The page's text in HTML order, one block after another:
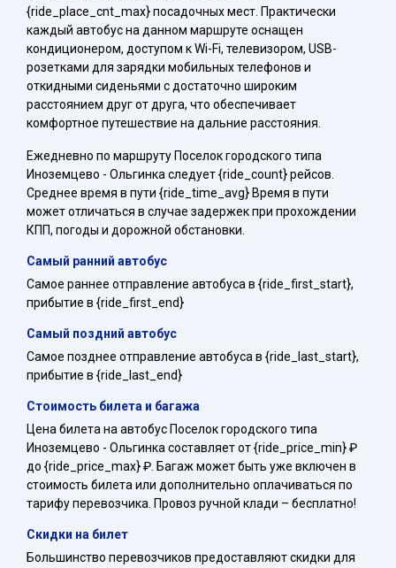
{ride_place_cnt_max} посадочных мест. Практически
каждый автобус на данном маршруте оснащен
кондиционером, доступом к Wi-Fi, телевизором, USB-
розетками для зарядки мобильных телефонов и
откидными сиденьями с достаточно широким
расстоянием друг от друга, что обеспечивает
комфортное путешествие на дальние расстояния.
Ежедневно по маршруту Поселок городского типа
Иноземцево - Ольгинка следует {ride_count} рейсов.
Среднее время в пути {ride_time_avg} Время в пути
может отличаться в случае задержек при прохождении
КПП, погоды и дорожной обстановки.
Самый ранний автобус
Самое раннее отправление автобуса в {ride_first_start},
прибытие в {ride_first_end}
Самый поздний автобус
Самое позднее отправление автобуса в {ride_last_start},
прибытие в {ride_last_end}
Стоимость билета и багажа
Цена билета на автобус Поселок городского типа
Иноземцево - Ольгинка составляет от {ride_price_min} ₽
до {ride_price_max} ₽. Багаж может быть уже включен в
стоимость билета или дополнительно оплачиваться по
тарифу перевозчика. Провоз ручной клади – бесплатно!
Скидки на билет
Большинство перевозчиков предоставляют скидки для